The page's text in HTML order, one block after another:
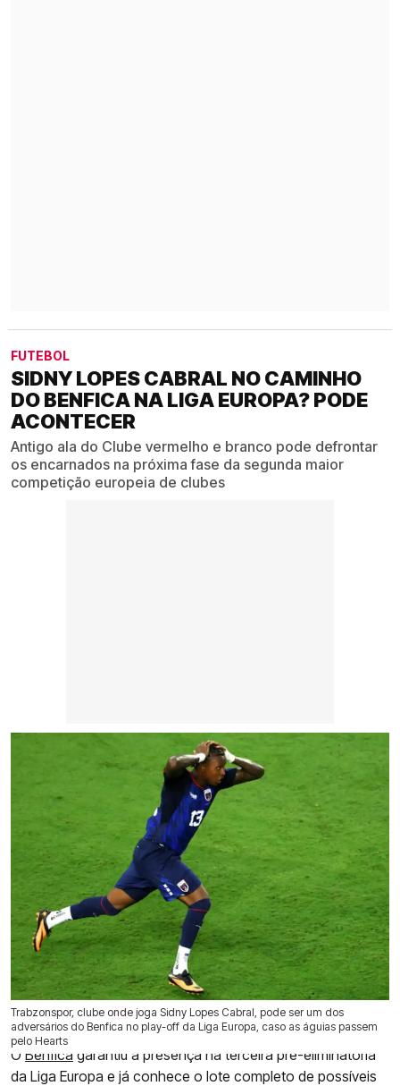
FUTEBOL
SIDNY LOPES CABRAL NO CAMINHO
DO BENFICA NA LIGA EUROPA? PODE
ACONTECER
Antigo ala do Clube vermelho e branco pode defrontar
os encarnados na próxima fase da segunda maior
competição europeia de clubes
Trabzonspor, clube onde joga Sidny Lopes Cabral, pode ser um dos
adversários do Benfica no play-off da Liga Europa, caso as águias passem
pelo Hearts
31 Jul 2026 | 17:34 | 0
O Benfica garantiu a presença na terceira pré-eliminatória
da Liga Europa e já conhece o lote completo de possíveis